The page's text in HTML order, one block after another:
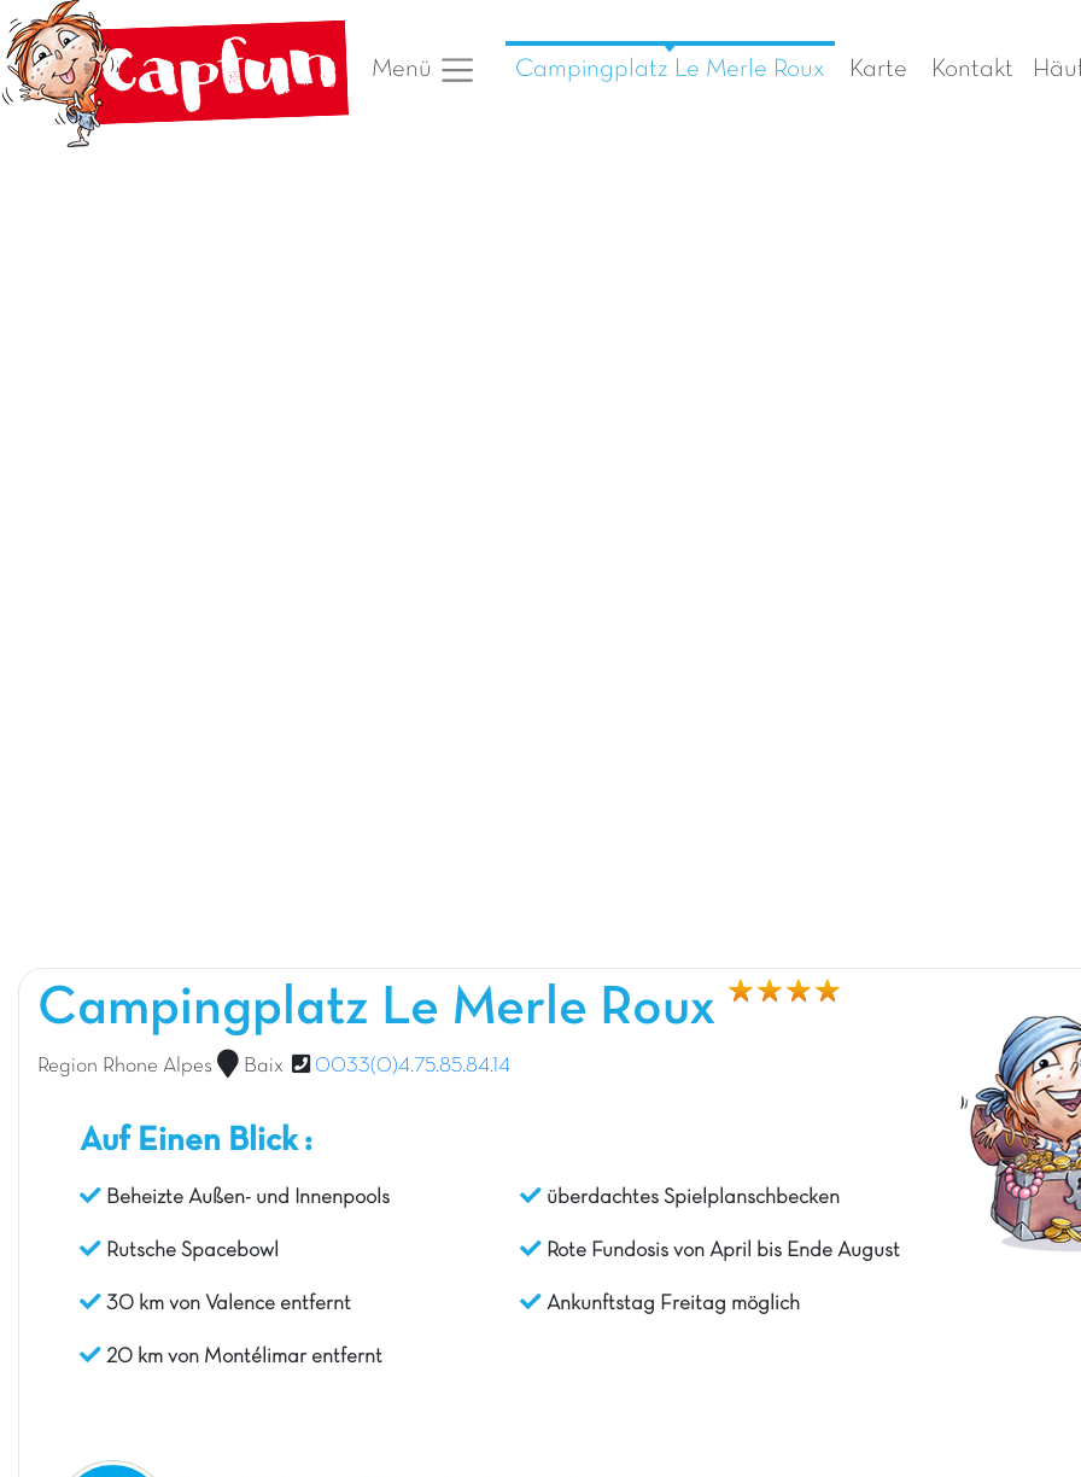
Menü Campingplatz Le Merle Roux Karte Kontakt
Campingplatz Le Merle Roux
Region Rhone Alpes Baix 0033(0)4.75.85.84.14
Auf Einen Blick :
Beheizte Außen- und Innenpools
Rutsche Spacebowl
30 km von Valence entfernt
20 km von Montélimar entfernt
überdachtes Spielplanschbecken
Rote Fundosis von April bis Ende August
Ankunftstag Freitag möglich